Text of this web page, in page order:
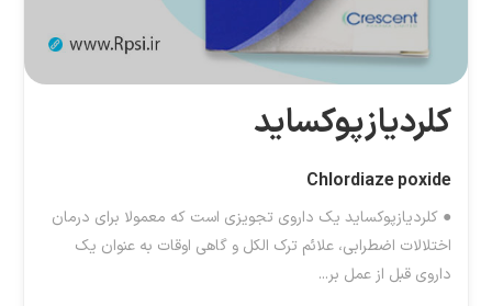
کلردیازپوکساید
Chlordiaze poxide
● کلردیازپوکساید یک داروی تجویزی است که معمولا برای درمان
اختلالات اضطرابی، علائم ترک الکل و گاهی اوقات به عنوان یک
داروی قبل از عمل بر...